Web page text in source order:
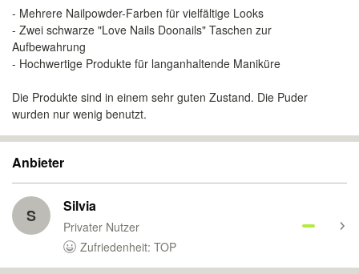
- Mehrere Nailpowder-Farben für vielfältige Looks
- Zwei schwarze "Love Nails Doonails" Taschen zur
Aufbewahrung
- Hochwertige Produkte für langanhaltende Maniküre
Die Produkte sind in einem sehr guten Zustand. Die Puder
wurden nur wenig benutzt.
Anbieter
S Silvia
Privater Nutzer
Zufriedenheit: TOP